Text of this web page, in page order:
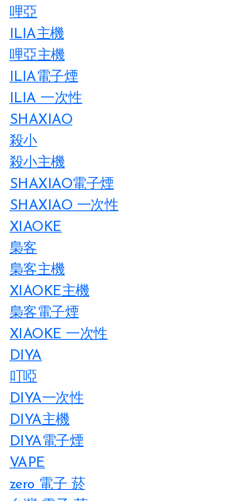
哩亞
ILIA主機
哩亞主機
ILIA電子煙
ILIA 一次性
SHAXIAO
殺小
殺小主機
SHAXIAO電子煙
SHAXIAO 一次性
XIAOKE
梟客
梟客主機
XIAOKE主機
梟客電子煙
XIAOKE 一次性
DIYA
叮啞
DIYA一次性
DIYA主機
DIYA電子煙
VAPE
zero 電子 菸